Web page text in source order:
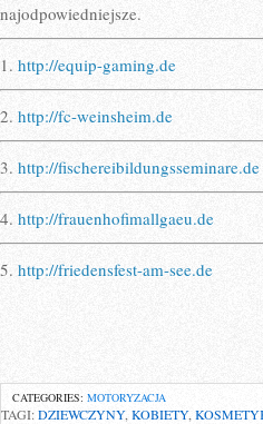
najodpowiedniejsze.
1. http://equip-gaming.de
2. http://fc-weinsheim.de
3. http://fischereibildungsseminare.de
4. http://frauenhofimallgaeu.de
5. http://friedensfest-am-see.de
CATEGORIES: MOTORYZACJA
TAGI:DZIEWCZYNY, KOBIETY,